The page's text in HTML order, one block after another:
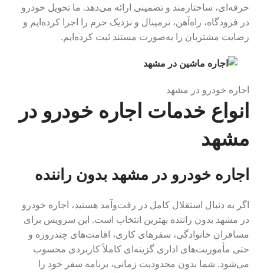
حرفه‌ای، ساختارمند و تضمینی ارائه می‌دهد. ما تحویل خودرو
در فرودگاه، راه‌آهن، ترمینال و نزدیک حرم را اجرا کرده‌ایم و
رضایت مشتریان را به‌صورت مستند ثبت کرده‌ایم.
اجاره خودرو در مشهد
انواع خدمات اجاره خودرو در
مشهد
اجاره خودرو در مشهد بدون راننده
اگر به دنبال استقلال کامل در رفت‌وآمد هستید، اجاره خودرو
در مشهد بدون راننده بهترین انتخاب است. این سرویس برای
مسافران خانوادگی، سفرهای کاری، اقامت‌های چندروزه و
حتی مأموریت‌های اداری گزینه‌ای کاملاً کاربردی محسوب
می‌شود. شما بدون محدودیت زمانی، برنامه سفر خود را